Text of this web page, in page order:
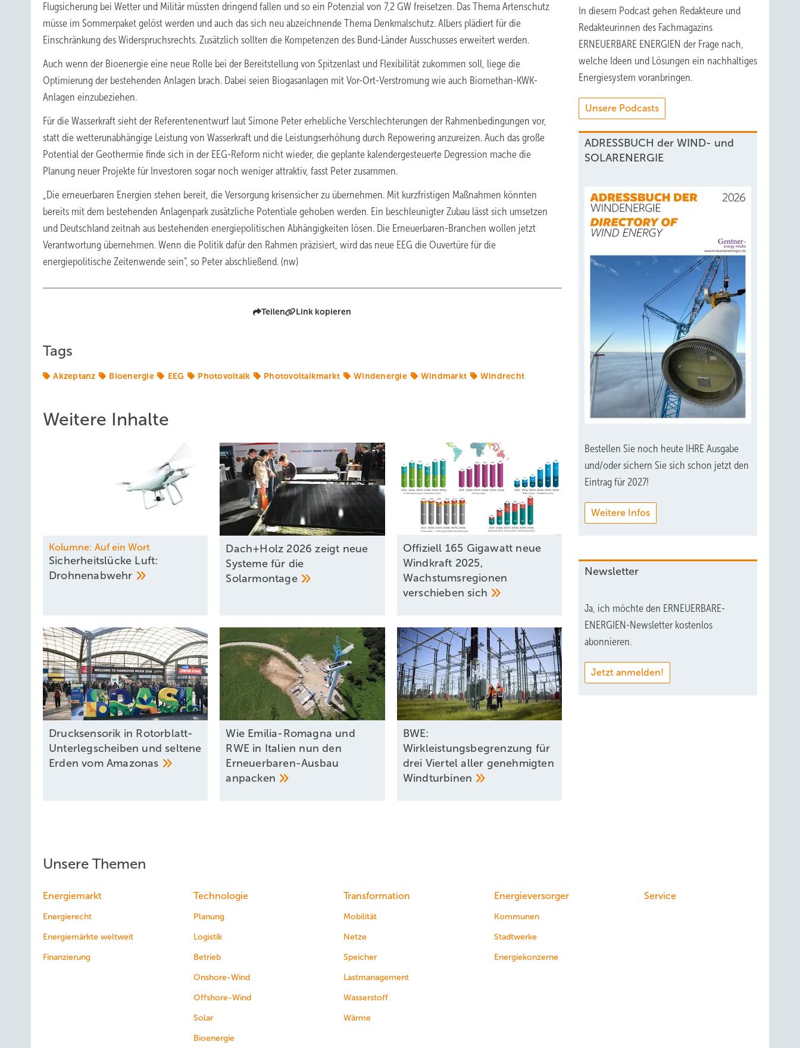
Flugsicherung bei Wetter und Militär müssten dringend fallen und so ein Potenzial von 7,2 GW freisetzen. Das Thema Artenschutz
müsse im Sommerpaket gelöst werden und auch das sich neu abzeichnende Thema Denkmalschutz. Albers plädiert für die
Einschränkung des Widerspruchsrechts. Zusätzlich sollten die Kompetenzen des Bund-Länder Ausschusses erweitert werden.
Auch wenn der Bioenergie eine neue Rolle bei der Bereitstellung von Spitzenlast und Flexibilität zukommen soll, liege die
Optimierung der bestehenden Anlagen brach. Dabei seien Biogasanlagen mit Vor-Ort-Verstromung wie auch Biomethan-KWK-
Anlagen einzubeziehen.
Für die Wasserkraft sieht der Referentenentwurf laut Simone Peter erhebliche Verschlechterungen der Rahmenbedingungen vor,
statt die wetterunabhängige Leistung von Wasserkraft und die Leistungserhöhung durch Repowering anzureizen. Auch das große
Potential der Geothermie finde sich in der EEG-Reform nicht wieder, die geplante kalendergesteuerte Degression mache die
Planung neuer Projekte für Investoren sogar noch weniger attraktiv, fasst Peter zusammen.
„Die erneuerbaren Energien stehen bereit, die Versorgung krisensicher zu übernehmen. Mit kurzfristigen Maßnahmen könnten
bereits mit dem bestehenden Anlagenpark zusätzliche Potentiale gehoben werden. Ein beschleunigter Zubau lässt sich umsetzen
und Deutschland zeitnah aus bestehenden energiepolitischen Abhängigkeiten lösen. Die Erneuerbaren-Branchen wollen jetzt
Verantwortung übernehmen. Wenn die Politik dafür den Rahmen präzisiert, wird das neue EEG die Ouvertüre für die
energiepolitische Zeitenwende sein“, so Peter abschließend. (nw)
Teilen Link kopieren
Tags
Akzeptanz Bioenergie EEG Photovoltaik Photovoltaikmarkt Windenergie Windmarkt Windrecht
Weitere Inhalte
Kolumne: Auf ein Wort
Sicherheitslücke Luft:
Drohnenabwehr
Dach+Holz 2026 zeigt neue
Systeme für die
Solarmontage
Offiziell 165 Gigawatt neue
Windkraft 2025,
Wachstumsregionen
verschiebensich
Drucksensorik in Rotorblatt-
Unterlegscheiben und seltene
Erden vom Amazonas
Wie Emilia-Romagna und
RWE in Italien nun den
Erneuerbaren-Ausbau
anpacken
BWE:
Wirkleistungsbegrenzung für
drei Viertel aller genehmigten
Windturbinen
In diesem Podcast gehen Redakteure und
Redakteurinnen des Fachmagazins
ERNEUERBARE ENERGIEN der Frage nach,
welche Ideen und Lösungen ein nachhaltiges
Energiesystem voranbringen.
Unsere Podcasts
ADRESSBUCH der WIND- und
SOLARENERGIE
Bestellen Sie noch heute IHRE Ausgabe
und/oder sichern Sie sich schon jetzt den
Eintrag für 2027!
Weitere Infos
Newsletter
Ja, ich möchte den ERNEUERBARE-
ENERGIEN-Newsletter kostenlos
abonnieren.
Jetzt anmelden!
Unsere Themen
Energiemarkt
Energierecht
Energiemärkte weltweit
Finanzierung
Technologie
Planung
Logistik
Betrieb
Onshore-Wind
Offshore-Wind
Solar
Bioenergie
Transformation
Mobilität
Netze
Speicher
Lastmanagement
Wasserstoff
Wärme
Energieversorger
Kommunen
Stadtwerke
Energiekonzerne
Service